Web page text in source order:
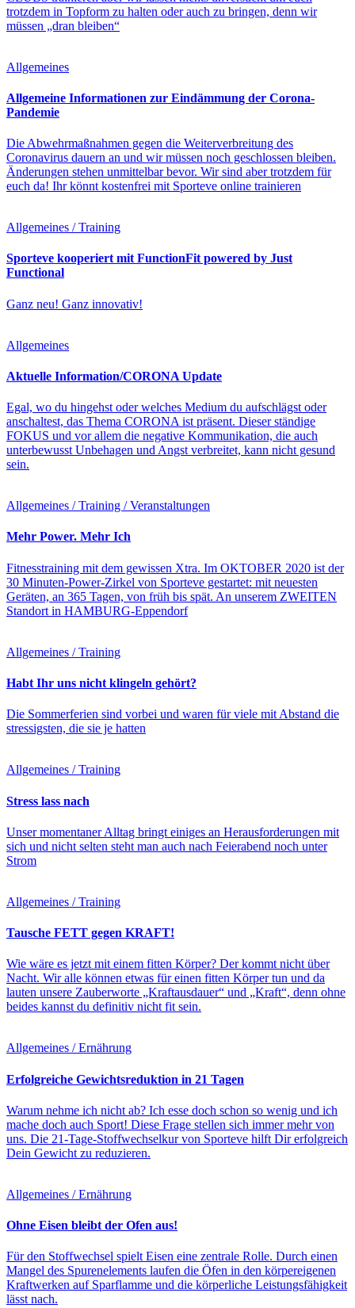
trotzdem in Topform zu halten oder auch zu bringen, denn wir
müssen „dran bleiben“
Allgemeines
Allgemeine Informationen zur Eindämmung der Corona-
Pandemie
Die Abwehrmaßnahmen gegen die Weiterverbreitung des
Coronavirus dauern an und wir müssen noch geschlossen bleiben.
Änderungen stehen unmittelbar bevor. Wir sind aber trotzdem für
euch da! Ihr könnt kostenfrei mit Sporteve online trainieren
Allgemeines / Training
Sporteve kooperiert mit FunctionFit powered by Just
Functional
Ganz neu! Ganz innovativ!
Allgemeines
Aktuelle Information/CORONA Update
Egal, wo du hingehst oder welches Medium du aufschlägst oder
anschaltest, das Thema CORONA ist präsent. Dieser ständige
FOKUS und vor allem die negative Kommunikation, die auch
unterbewusst Unbehagen und Angst verbreitet, kann nicht gesund
sein.
Allgemeines / Training / Veranstaltungen
Mehr Power. Mehr Ich
Fitnesstraining mit dem gewissen Xtra. Im OKTOBER 2020 ist der
30 Minuten-Power-Zirkel von Sporteve gestartet: mit neuesten
Geräten, an 365 Tagen, von früh bis spät. An unserem ZWEITEN
Standort in HAMBURG-Eppendorf
Allgemeines / Training
Habt Ihr uns nicht klingeln gehört?
Die Sommerferien sind vorbei und waren für viele mit Abstand die
stressigsten, die sie je hatten
Allgemeines / Training
Stress lass nach
Unser momentaner Alltag bringt einiges an Herausforderungen mit
sich und nicht selten steht man auch nach Feierabend noch unter
Strom
Allgemeines / Training
Tausche FETT gegen KRAFT!
Wie wäre es jetzt mit einem fitten Körper? Der kommt nicht über
Nacht. Wir alle können etwas für einen fitten Körper tun und da
lauten unsere Zauberworte „Kraftausdauer“ und „Kraft“, denn ohne
beides kannst du definitiv nicht fit sein.
Allgemeines / Ernährung
Erfolgreiche Gewichtsreduktion in 21 Tagen
Warum nehme ich nicht ab? Ich esse doch schon so wenig und ich
mache doch auch Sport! Diese Frage stellen sich immer mehr von
uns. Die 21-Tage-Stoffwechselkur von Sporteve hilft Dir erfolgreich
Dein Gewicht zu reduzieren.
Allgemeines / Ernährung
Ohne Eisen bleibt der Ofen aus!
Für den Stoffwechsel spielt Eisen eine zentrale Rolle. Durch einen
Mangel des Spurenelements laufen die Öfen in den körpereigenen
Kraftwerken auf Sparflamme und die körperliche Leistungsfähigkeit
lässt nach.